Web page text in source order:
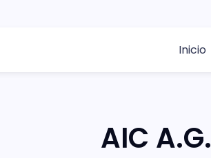
Inicio
AIC A.G.